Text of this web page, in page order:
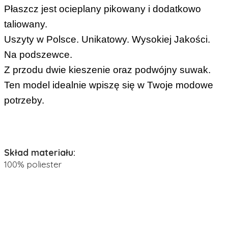
Płaszcz jest ocieplany pikowany i dodatkowo
taliowany.
Uszyty w Polsce. Unikatowy. Wysokiej Jakości.
Na podszewce.
Z przodu dwie kieszenie oraz podwójny suwak.
Ten model idealnie wpiszę się w Twoje modowe
potrzeby.
Skład materiału:
100% poliester